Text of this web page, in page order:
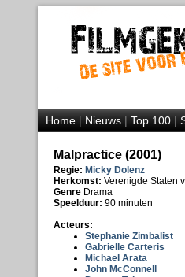
Home|Nieuws|Top 100|
Malpractice (2001)
Regie: Micky Dolenz
Herkomst: Verenigde Staten
Genre Drama
Speelduur: 90 minuten
Acteurs:
Stephanie Zimbalist
Gabrielle Carteris
Michael Arata
John McConnell